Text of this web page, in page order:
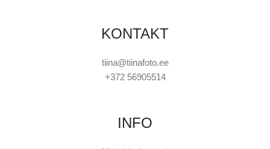
KONTAKT
tiina@tiinafoto.ee
+372 56905514
INFO